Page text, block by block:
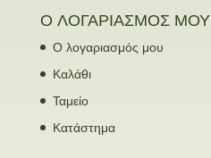
Ο ΛΟΓΑΡΙΑΣΜΟΣ ΜΟΥ
Ο λογαριασμός μου
Καλάθι
Ταμείο
Κατάστημα